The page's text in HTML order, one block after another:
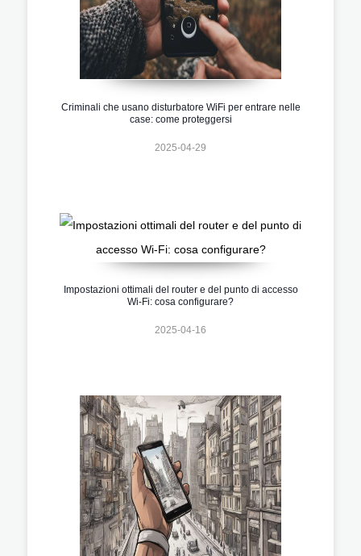
Criminali che usano disturbatore WiFi per entrare nelle
case: come proteggersi
2025-04-29
Impostazioni ottimali del router e del punto di accesso
Wi-Fi: cosa configurare?
2025-04-16